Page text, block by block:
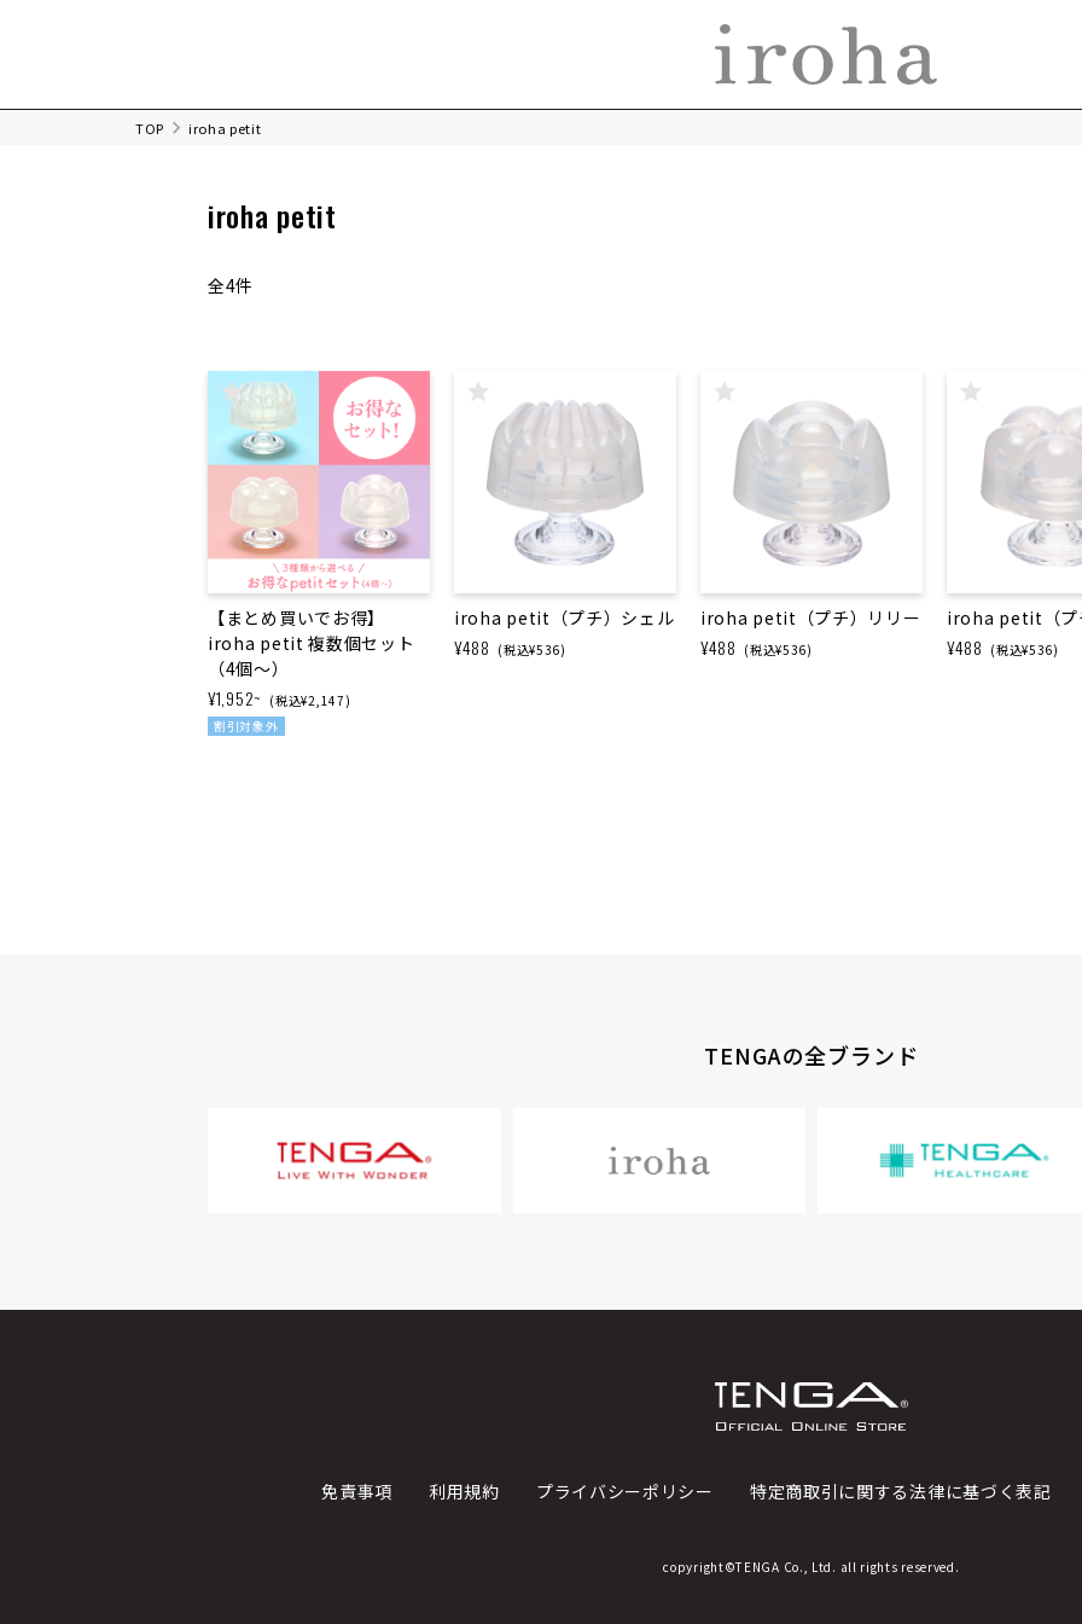
TOP iroha petit
iroha petit
全4件
【まとめ買いで​お得】
iroha petit 複数個セット​
（4個～）
¥1,952~ (税込¥2,147)
割引対象外
iroha petit（プチ）シェル
¥488 (税込¥536)
iroha petit（プチ）リリー
¥488 (税込¥536)
iroha petit（プ
¥488 (税込¥536)
TENGAの全ブランド
免責事項 利用規約 プライバシーポリシー 特定商取引に関する法律に基づく表記
copyright©TENGA Co., Ltd. all rights reserved.